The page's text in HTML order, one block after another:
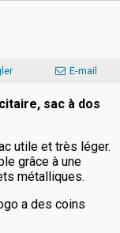
E-mail
sac à dos
utile et très léger.
grâce à une
métalliques.
a des coins